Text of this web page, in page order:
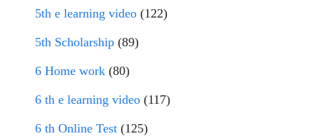
5th e learning video (122)
5th Scholarship (89)
6 Home work (80)
6 th e learning video (117)
6 th Online Test (125)